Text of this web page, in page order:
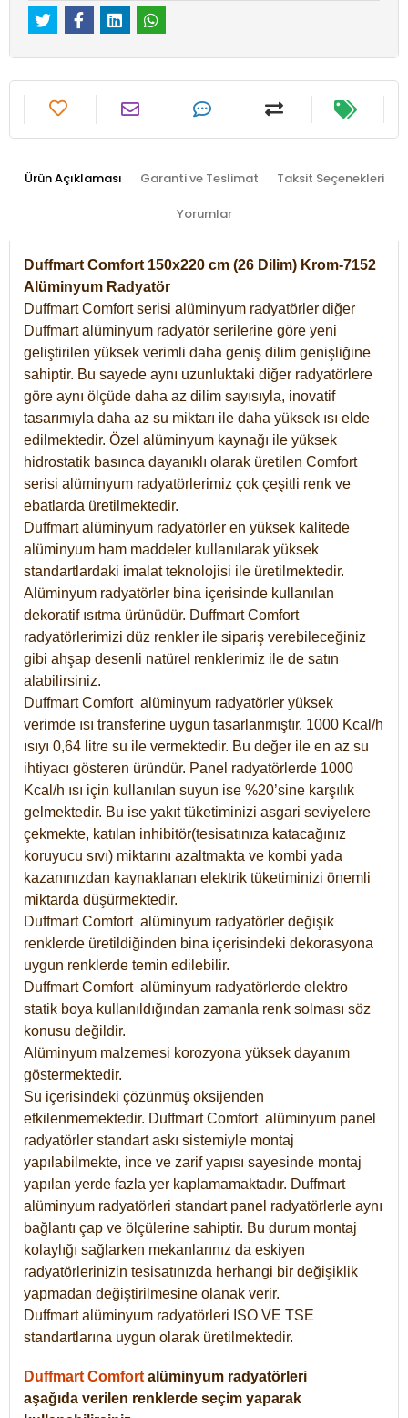
Ürün Açıklaması Garanti ve Teslimat Taksit Seçenekleri
Yorumlar
Duffmart Comfort 150x220 cm (26 Dilim) Krom-7152
Alüminyum Radyatör
Duffmart Comfort serisi alüminyum radyatörler diğer
Duffmart alüminyum radyatör serilerine göre yeni
geliştirilen yüksek verimli daha geniş dilim genişliğine
sahiptir. Bu sayede aynı uzunluktaki diğer radyatörlere
göre aynı ölçüde daha az dilim sayısıyla, inovatif
tasarımıyla daha az su miktarı ile daha yüksek ısı elde
edilmektedir. Özel alüminyum kaynağı ile yüksek
hidrostatik basınca dayanıklı olarak üretilen Comfort
serisi alüminyum radyatörlerimiz çok çeşitli renk ve
ebatlarda üretilmektedir.
Duffmart alüminyum radyatörler en yüksek kalitede
alüminyum ham maddeler kullanılarak yüksek
standartlardaki imalat teknolojisi ile üretilmektedir.
Alüminyum radyatörler bina içerisinde kullanılan
dekoratif ısıtma ürünüdür. Duffmart Comfort
radyatörlerimizi düz renkler ile sipariş verebileceğiniz
gibi ahşap desenli natürel renklerimiz ile de satın
alabilirsiniz.
Duffmart Comfort alüminyum radyatörler yüksek
verimde ısı transferine uygun tasarlanmıştır. 1000 Kcal/h
ısıyı 0,64 litre su ile vermektedir. Bu değer ile en az su
ihtiyacı gösteren üründür. Panel radyatörlerde 1000
Kcal/h ısı için kullanılan suyun ise %20’sine karşılık
gelmektedir. Bu ise yakıt tüketiminizi asgari seviyelere
çekmekte, katılan inhibitör(tesisatınıza katacağınız
koruyucu sıvı) miktarını azaltmakta ve kombi yada
kazanınızdan kaynaklanan elektrik tüketiminizi önemli
miktarda düşürmektedir.
Duffmart Comfort alüminyum radyatörler değişik
renklerde üretildiğinden bina içerisindeki dekorasyona
uygun renklerde temin edilebilir.
DuffmartComfort alüminyum radyatörlerde elektro
statik boya kullanıldığından zamanla renk solması söz
konusu değildir.
Alüminyum malzemesi korozyona yüksek dayanım
göstermektedir.
Su içerisindeki çözünmüş oksijenden
etkilenmemektedir. DuffmartComfort alüminyum panel
radyatörler standart askı sistemiyle montaj
yapılabilmekte, ince ve zarif yapısı sayesinde montaj
yapılan yerde fazla yer kaplamamaktadır. Duffmart
alüminyum radyatörleri standart panel radyatörlerle aynı
bağlantı çap ve ölçülerine sahiptir. Bu durum montaj
kolaylığı sağlarken mekanlarınız da eskiyen
radyatörlerinizin tesisatınızda herhangi bir değişiklik
yapmadan değiştirilmesine olanak verir.
Duffmart alüminyum radyatörleri ISO VE TSE
standartlarına uygun olarak üretilmektedir.
Duffmart Comfort alüminyum radyatörleri
aşağıda verilen renklerde seçim yaparak